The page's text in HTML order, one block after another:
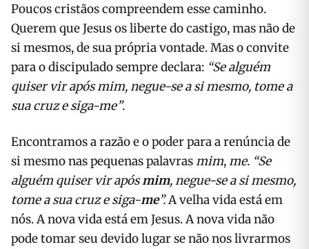
Poucos cristãos compreendem esse caminho.
Querem que Jesus os liberte do castigo, mas não de
si mesmos, de sua própria vontade. Mas o convite
para o discipulado sempre declara: “Se alguém
quiser vir após mim, negue-se a si mesmo, tome a
sua cruz e siga-me”.
Encontramos a razão e o poder para a renúncia de
si mesmo nas pequenas palavrasmim,me. “Se
alguém quiser vir apósmim, negue-se a si mesmo,
tome a sua cruz e siga-me”.A velha vida está em
nós. A nova vida está em Jesus. A nova vida não
pode tomar seu devido lugar se não nos livrarmos